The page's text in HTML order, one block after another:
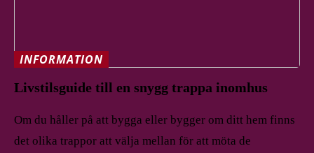
INFORMATION
Livstilsguide till en snygg trappa inomhus
Om du håller på att bygga eller bygger om ditt hem finns
det olika trappor att välja mellan för att möta de